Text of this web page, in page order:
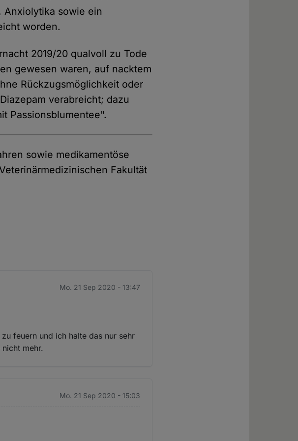
Anxiolytika sowie ein
worden.
2019/20 qualvoll zu Tode
gewesen waren, auf nacktem
Rückzugsmöglichkeit oder
verabreicht; dazu
Passionsblumentee".
sowie medikamentöse
Fakultät
Mo. 21 Sep 2020 - 13:47
feuern und ich halte das nur sehr
mehr.
Mo. 21 Sep 2020 - 15:03